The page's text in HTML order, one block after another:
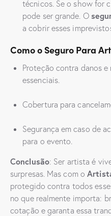
técnicos. Se o show for
pode ser grande. O
a cobrir esses
Como o Seguro Para
Proteção contra danos
essenciais.
Cobertura para
Segurança em caso de
para o evento.
Conclusão: Ser artista é
surpresas. Mas com o
protegido contra todos
no que realmente importa:
cotação e garanta essa